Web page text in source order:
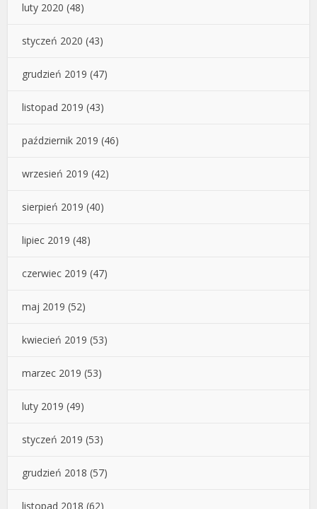
luty 2020 (48)
styczeń 2020 (43)
grudzień 2019 (47)
listopad 2019 (43)
październik 2019 (46)
wrzesień 2019 (42)
sierpień 2019 (40)
lipiec 2019 (48)
czerwiec 2019 (47)
maj 2019 (52)
kwiecień 2019 (53)
marzec 2019 (53)
luty 2019 (49)
styczeń 2019 (53)
grudzień 2018 (57)
listopad 2018 (62)